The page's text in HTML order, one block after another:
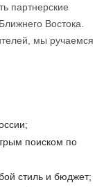
партнерские
Востока.
мы ручаемся
поиском по
стиль и бюджет;